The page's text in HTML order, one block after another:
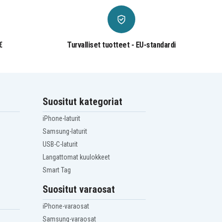
Turvalliset tuotteet - EU-standardi
Suositut kategoriat
iPhone-laturit
Samsung-laturit
USB-C-laturit
Langattomat kuulokkeet
Smart Tag
Suositut varaosat
iPhone-varaosat
Samsung-varaosat